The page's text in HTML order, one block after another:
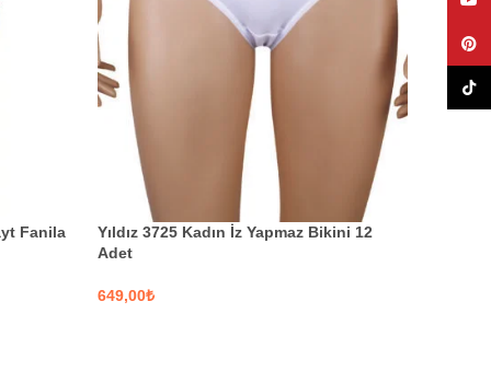
Fanila
Yıldız 3725 Kadın İz Yapmaz Bikini 12
Adet
₺